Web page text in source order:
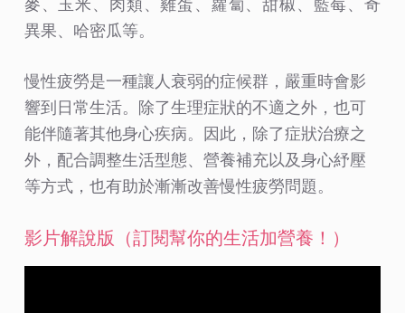
麥、玉米、肉類、雞蛋、蘿蔔、甜椒、藍莓、奇
異果、哈密瓜等。
慢性疲勞是一種讓人衰弱的症候群，嚴重時會影
響到日常生活。除了生理症狀的不適之外，也可
能伴隨著其他身心疾病。因此，除了症狀治療之
外，配合調整生活型態、營養補充以及身心紓壓
等方式，也有助於漸漸改善慢性疲勞問題。
影片解說版（訂閱幫你的生活加營養！）